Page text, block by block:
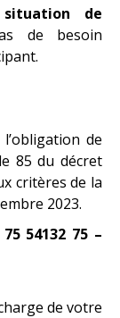
de
de besoin
de
85 du décret
critères de la
2023.
54132 75 –
de votre